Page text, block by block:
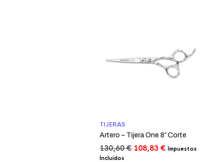
TIJERAS
Artero – Tijera One 8″ Corte
130,60€ El
108,83 €ElImpuestos
Incluidos